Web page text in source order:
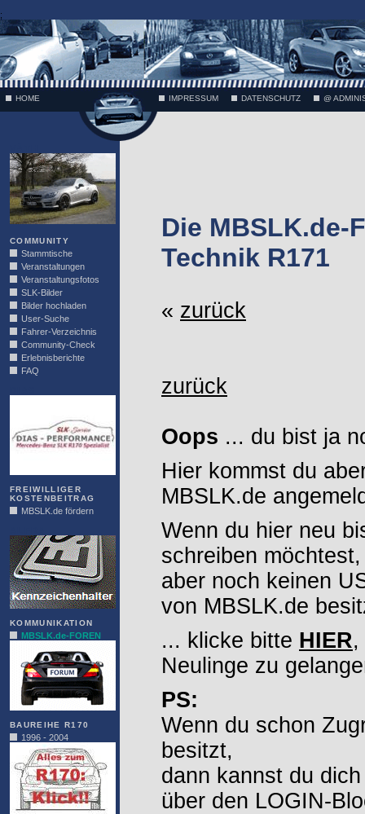
;
HOME IMPRESSUM DATENSCHUTZ @
COMMUNITY
Stammtische
Veranstaltungen
Veranstaltungsfotos
SLK-Bilder
Bilder hochladen
User-Suche
Fahrer-Verzeichnis
Community-Check
Erlebnisberichte
FAQ
FREIWILLIGER
KOSTENBEITRAG
MBSLK.de fördern
KOMMUNIKATION
MBSLK.de-FOREN
BAUREIHE R170
1996 - 2004
Die MBSLK.de-
Technik R171
« zurück
zurück
Oops ... du bist ja
Hier kommst du
MBSLK.de
Wenn du hier neu
schreiben möchtest,
aber noch keinen
von MBSLK.de
... klicke bitte HIER,
Neulinge zu
PS:
Wenn du schon
besitzt,
dann kannst du
über den LOGIN-